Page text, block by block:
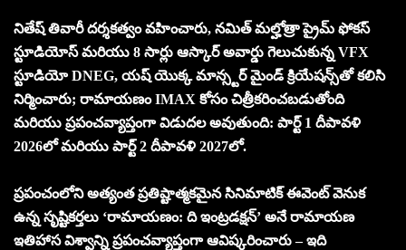
నితేష్ తివారీ దర్శకత్వం వహించారు, నమిత్ మల్హోత్రా ప్రైమ్ ఫోకస్
స్టూడియోస్ మరియు 8 సార్లు ఆస్కార్ అవార్డు గెలుచుకున్న VFX
స్టూడియో DNEG, యష్ యొక్క మాన్స్టర్ మైండ్ క్రియేషన్స్‌తో కలిసి
నిర్మించారు; రామాయణం IMAX కోసం చిత్రీకరించబడుతోంది
మరియు ప్రపంచవ్యాప్తంగా విడుదల అవుతుంది: పార్ట్ 1 దీపావళి
2026లో మరియు పార్ట్ 2 దీపావళి 2027లో.
ప్రపంచంలోని అత్యంత ప్రతిష్టాత్మకమైన సినిమాటిక్ ఈవెంట్ వెనుక
ఉన్న సృష్టికర్తలు ‘రామాయణం: ది ఇంట్రడక్షన్’ అనే రామాయణ
ఇతిహాస విశ్వాన్ని ప్రపంచవ్యాప్తంగా ఆవిష్కరించారు – ఇది